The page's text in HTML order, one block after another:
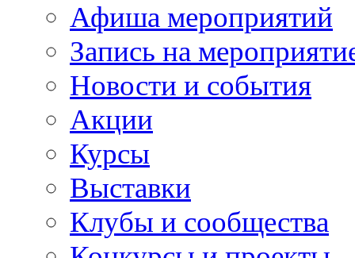
Афиша мероприятий
Запись на
Новости и события
Акции
Курсы
Выставки
Клубы и сообщества